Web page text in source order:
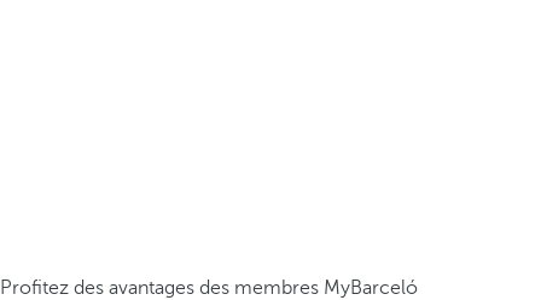
Profitez des avantages des membres MyBarceló